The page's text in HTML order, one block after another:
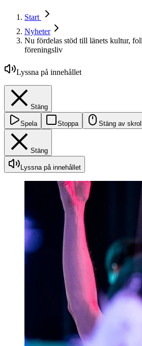
Start
Nyheter
Nu fördelas stöd till länets kultur,
föreningsliv
Lyssna på innehållet
Stäng
Spela Stoppa Stäng av
Stäng
Lyssna på innehållet